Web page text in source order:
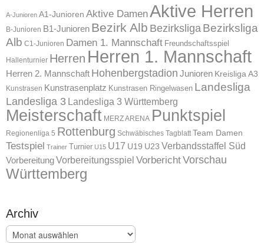
A-Junioren A1-Junioren Aktive DamenAktive Herren
B-Junioren B1-Junioren Bezirk Alb Bezirksliga Bezirksliga
Alb C1-Junioren Damen 1. Mannschaft Freundschaftsspiel
Hallenturnier Herren Herren 1. Mannschaft
Herren 2. Mannschaft Hohenbergstadion Junioren Kreisliga A3
Kunstrasen Kunstrasenplatz Kunstrasen Ringelwasen Landesliga
Landesliga 3 Landesliga 3 Württemberg
Meisterschaft MERZ ARENA Punktspiel
Regionenliga 5 Rottenburg Schwäbisches Tagblatt Team Damen
Testspiel Trainer Turnier U15 U17 U19 U23 Verbandsstaffel Süd
VorbereitungVorbereitungsspiel VorberichtVorschau
Württemberg
Archiv
Archiv